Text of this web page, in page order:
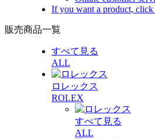
If you want a product, click
販売商品一覧
すべて見る
ALL
ロレックス
ROLEX
すべて見る
ALL